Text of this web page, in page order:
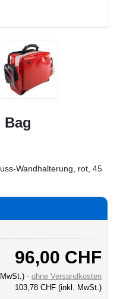
Bag
Wandhalterung, rot, 45
96,00 CHF
ohne Versandkosten
103,78 CHF (inkl. MwSt.)